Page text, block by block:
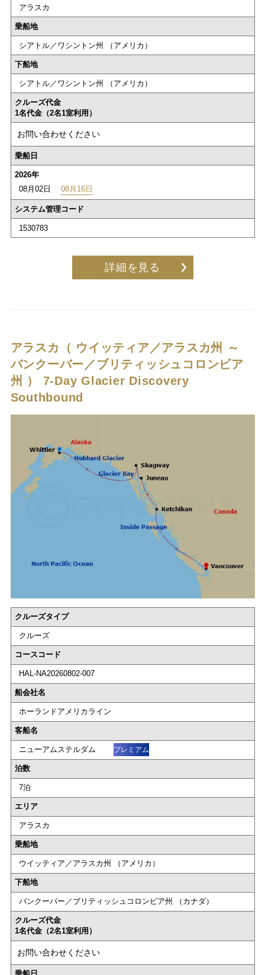
アラスカ
乗船地
シアトル／ワシントン州 （アメリカ）
下船地
シアトル／ワシントン州 （アメリカ）
クルーズ代金
1名代金（2名1室利用）
お問い合わせください
乗船日
2026年
08月02日
08月16日
システム管理コード
1530783
詳細を見る
アラスカ（ ウイッティア／アラスカ州 ～
バンクーバー／ブリティッシュコロンビア
州 ） 7-Day Glacier Discovery
Southbound
クルーズタイプ
クルーズ
コースコード
HAL-NA20260802-007
船会社名
ホーランドアメリカライン
客船名
ニューアムステルダム プレミアム
泊数
7泊
エリア
アラスカ
乗船地
ウイッティア／アラスカ州 （アメリカ）
下船地
バンクーバー／ブリティッシュコロンビア州 （カナダ）
クルーズ代金
1名代金（2名1室利用）
お問い合わせください